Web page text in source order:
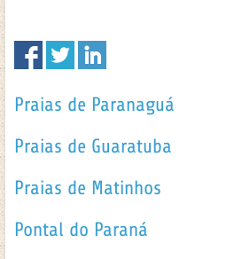
Praias de Paranaguá
Praias de Guaratuba
Praias de Matinhos
Pontal do Paraná